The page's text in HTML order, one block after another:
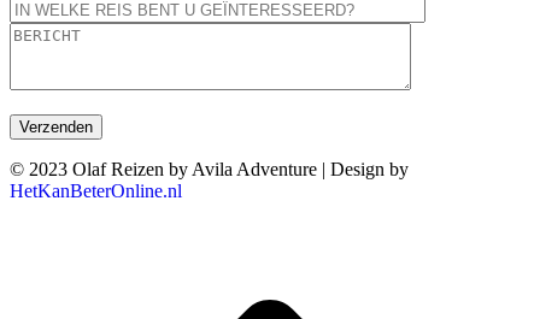
© 2023 Olaf Reizen by Avila Adventure | Design by
HetKanBeterOnline.nl